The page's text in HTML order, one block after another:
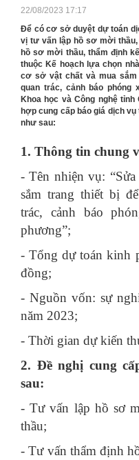
22/08/2023 17:17
Để có cơ sở duyệt dự toán
vị tư vấn lập hồ sơ mời
hồ sơ mời thầu, thẩm định
thuộc Kế hoạch lựa chọn
cơ sở vật chất và mua
quan trác, cảnh báo
Khoa học và Công nghệ
hợp cung cấp báo giá dịch
như sau:
1. Thông tin chung
- Tên nhiện vụ:
sắm trang thiết bị
trác, cảnh báo
phương”;
- Tổng dự toán kinh
đồng;
- Nguồn vốn: sự
năm 2023;
- Thời gian dự kiến
2. Đề nghị cung
sau:
- Tư vấn lập hồ sơ
thầu;
- Tư vấn thẩm định